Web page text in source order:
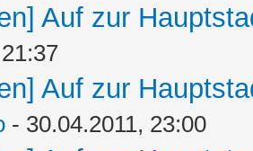
Auf zur
Auf zur
- 30.04.2011, 23:00